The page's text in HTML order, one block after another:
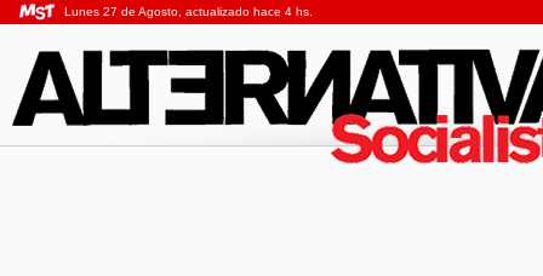
Lunes 27 de Agosto, actualizado hace 4 hs.